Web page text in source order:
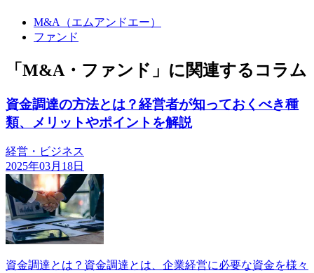
M&A（エムアンドエー）
ファンド
「M&A・ファンド」に関連するコラム
資金調達の方法とは？経営者が知っておくべき種
類、メリットやポイントを解説
経営・ビジネス
2025年03月18日
資金調達とは？資金調達とは、企業経営に必要な資金を様々